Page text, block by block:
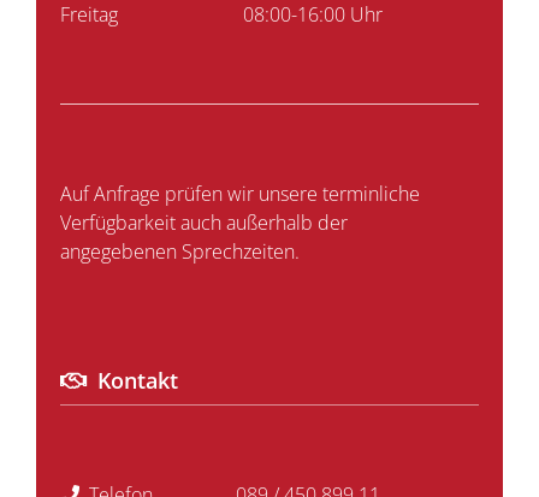
Freitag 08:00-16:00 Uhr
Auf Anfrage prüfen wir unsere terminliche
Verfügbarkeit auch außerhalb der
angegebenen Sprechzeiten.
Kontakt